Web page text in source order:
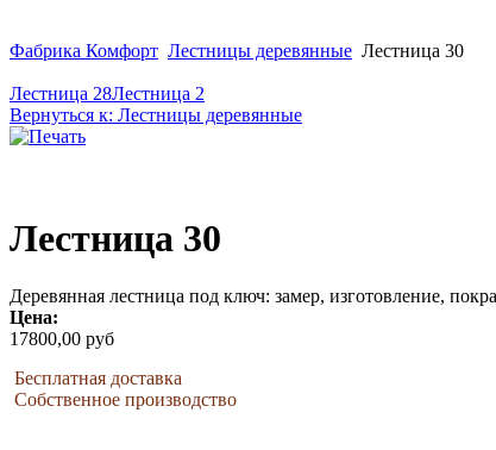
Фабрика Комфорт Лестницы деревянные Лестница 30
Лестница 28Лестница 2
Вернуться к: Лестницы деревянные
Лестница 30
Деревянная лестница под ключ: замер, изготовление,
Цена:
17800,00 руб
Бесплатная доставка
Собственное производство